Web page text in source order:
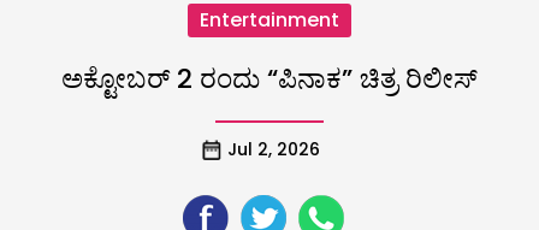
Entertainment
ಅಕ್ಟೋಬರ್ 2 ರಂದು “ಪಿನಾಕ” ಚಿತ್ರ ರಿಲೀಸ್
Jul 2, 2026